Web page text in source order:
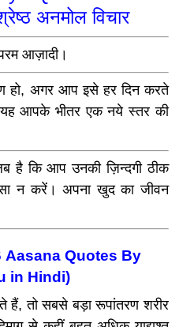
अनमोल विचार
आज़ादी।
हो, अगर आप इसे हर दिन करते
यह आपके भीतर एक नये स्‍तर की
है कि आप उनकी ज़िन्दगी ठीक
न करें। अपना खुद का जीवन
Aasana Quotes By
in Hindi)
हैं, तो सबसे बड़ा रूपांतरण शरीर